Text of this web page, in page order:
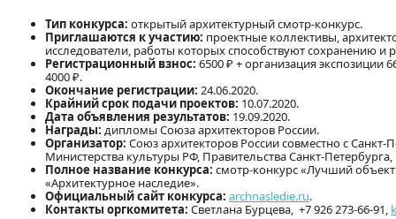
Тип конкурса: открытый архитектурный смотр-конкурс.
Приглашаются к участию: проектные коллективы,
исследователи, работы которых способствуют сохранению
Регистрационный взнос: 6500 ₽ + организация экспозиции
4000 ₽.
Окончание регистрации: 24.06.2020.
Крайний срок подачи проектов: 10.07.2020.
Дата объявления результатов: 19.09.2020.
Награды: дипломы Союза архитекторов России.
Организатор: Союз архитекторов России совместно с
Министерства культуры РФ, Правительства Санкт-
Полное название конкурса: смотр-конкурс «Лучший объект
«Архитектурное наследие».
Официальный сайт конкурса: archnasledie.ru.
Контакты оргкомитета: Светлана Бурцева, +7 926 273-66-91,